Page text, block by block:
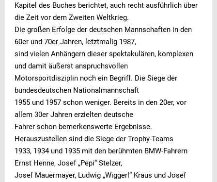
Kapitel des Buches berichtet, auch recht ausführlich über
die Zeit vor dem Zweiten Weltkrieg.
Die großen Erfolge der deutschen Mannschaften in den
60er und 70er Jahren, letztmalig 1987,
sind vielen Anhängern dieser spektakulären, komplexen
und damit äußerst anspruchsvollen
Motorsportdisziplin noch ein Begriff. Die Siege der
bundesdeutschen Nationalmannschaft
1955 und 1957 schon weniger. Bereits in den 20er, vor
allem 30er Jahren erzielten deutsche
Fahrer schon bemerkenswerte Ergebnisse.
Herauszustellen sind die Siege der Trophy-Teams
1933, 1934 und 1935 mit den berühmten BMW-Fahrern
Ernst Henne, Josef „Pepi“ Stelzer,
Josef Mauermayer, Ludwig „Wiggerl“ Kraus und Josef